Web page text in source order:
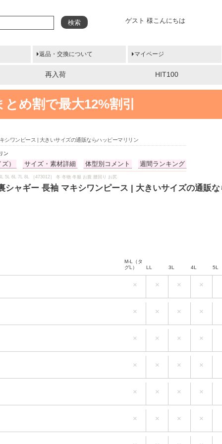
ゲスト 様こんにちは
検索
返品・交換について マイページ
再入荷 HIT100
め割で最大12%割引
シワンピース | 大きいサイズの通販ならハッピーマリリン
ン
） サイズ・素材詳細 体型別コメント 週間ランキング
5L 6L 7L 8L ［473012］ 冬 冬物 冬服 お腹 腰回り お尻
ャギー 長袖 マキシワンピース | 大きいサイズの通販
M-L（タ
グL）
×
LL
×
3L
×
4L
×
5L
M-L（タ
× × × ×
M-L（タ
× × × ×
M-L（タ
× × × ×
M-L（タ
× × × ×
M-L（タ
× × × ×
M-L（タ